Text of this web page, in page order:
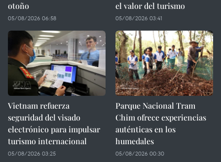
otoño
05/08/2026 06:58
el valor del turismo
05/08/2026 03:41
Vietnam refuerza
seguridad del visado
electrónico para impulsar
turismo internacional
05/08/2026 03:25
Parque Nacional Tram
Chim ofrece experiencias
auténticas en los
humedales
05/08/2026 00:30